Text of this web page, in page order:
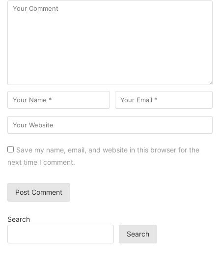
Save my name, email, and website in this browser for the
next time I comment.
Search
Search